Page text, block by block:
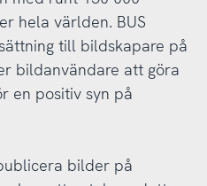
hela världen. BUS
till bildskapare på
bildanvändare att göra
en positiv syn på
bilder på